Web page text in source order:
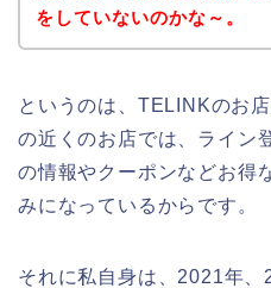
をしていないのかな～。
というのは、TELINKのお
の近くのお店では、ライン
の情報やクーポンなどお得
みになっているからです。
それに私自身は、2021年